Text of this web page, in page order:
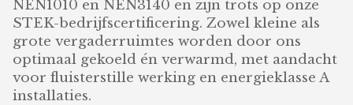
NEN1010 en NEN3140 en zijn trots op onze
STEK-bedrijfscertificering. Zowel kleine als
grote vergaderruimtes worden door ons
optimaal gekoeld én verwarmd, met aandacht
voor fluisterstille werking en energieklasse A
installaties.